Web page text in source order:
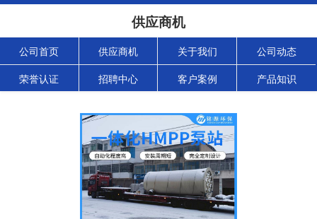
供应商机
公司首页 供应商机 关于我们 公司动态
荣誉认证 招聘中心 客户案例 产品知识